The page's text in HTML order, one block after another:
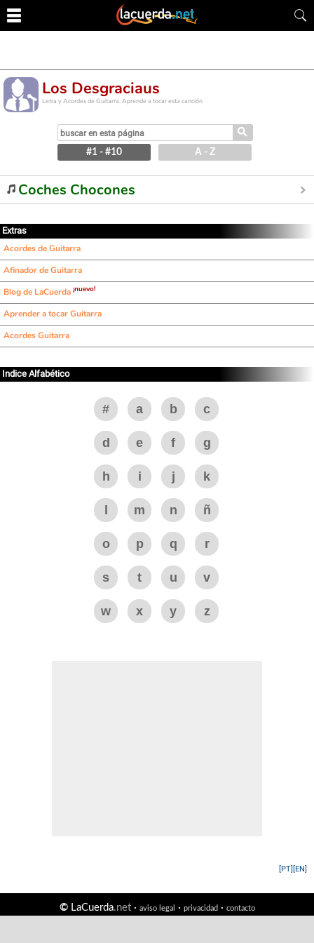
Los Desgraciaus
Letra y Acordes de Guitarra. Aprende a tocar esta canción
⚲
#1 - #10 A - Z
Coches Chocones
Extras
Acordes de Guitarra
Afinador de Guitarra
Blog de LaCuerda ¡nuevo!
Aprender a tocar Guitarra
Acordes Guitarra
Indice Alfabético
# a b c
d e f g
h i j k
m n ñ
o p q r
s t u v
w x y z
[EN]
[PT]
©LaCuerda.net· aviso legal · privacidad· contacto